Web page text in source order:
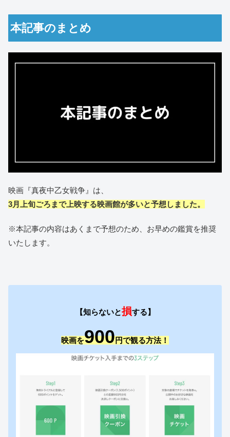
本記事のまとめ
映画『真夜中乙女戦争』は、
3月上旬ごろまで上映する映画館が多いと予想しました。
※本記事の内容はあくまで予想のため、お早めの鑑賞を推奨
いたします。
【知らないと損する】
映画を900円で観る方法！